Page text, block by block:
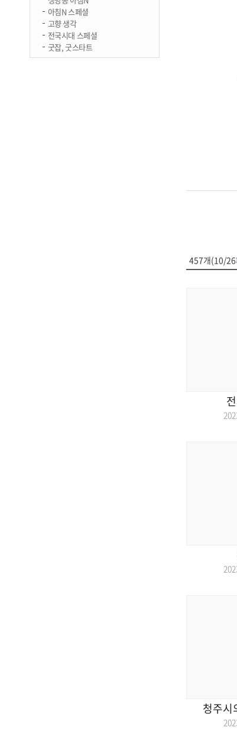
아침N 스페셜
고향 생각
전국시대 스페셜
굿잡, 굿스타트
457개(10/26
청주시